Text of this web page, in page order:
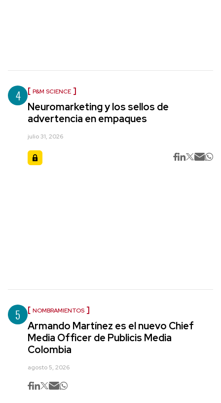
4 P&M SCIENCE
Neuromarketing y los sellos de
advertencia en empaques
julio 31, 2026
5 NOMBRAMIENTOS
Armando Martínez es el nuevo Chief
Media Officer de Publicis Media
Colombia
agosto 5, 2026